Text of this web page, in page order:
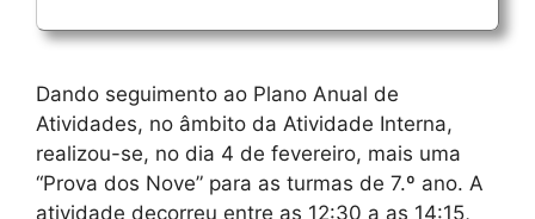
​Dando seguimento ao Plano Anual de
Atividades, no âmbito da Atividade Interna,
realizou-se, no dia 4 de fevereiro, mais uma
“Prova dos Nove” para as turmas de 7.º ano. A
atividade decorreu entre as 12:30 a as 14:15,